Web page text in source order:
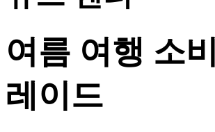
여름 여행 소
레이드